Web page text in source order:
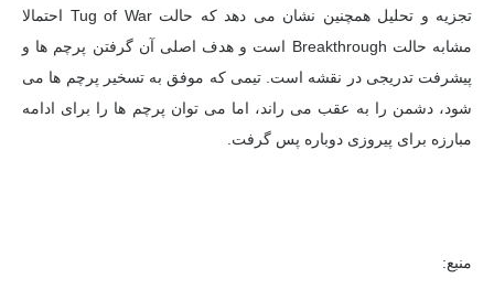
تجزیه و تحلیل همچنین نشان می دهد که حالت Tug of War احتمالا
مشابه حالت Breakthrough است و هدف اصلی آن گرفتن پرچم ها و
پیشرفت تدریجی در نقشه است. تیمی که موفق به تسخیر پرچم ها می
شود، دشمن را به عقب می راند، اما می توان پرچم ها را برای ادامه
مبارزه برای پیروزی دوباره پس گرفت.
منبع: